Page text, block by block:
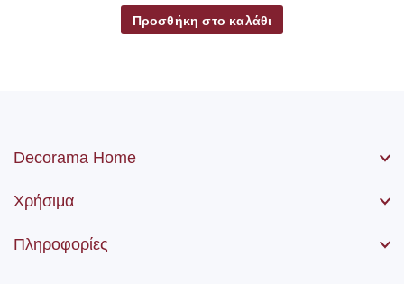
Προσθήκη στο καλάθι
Decorama Home
Χρήσιμα
Πληροφορίες